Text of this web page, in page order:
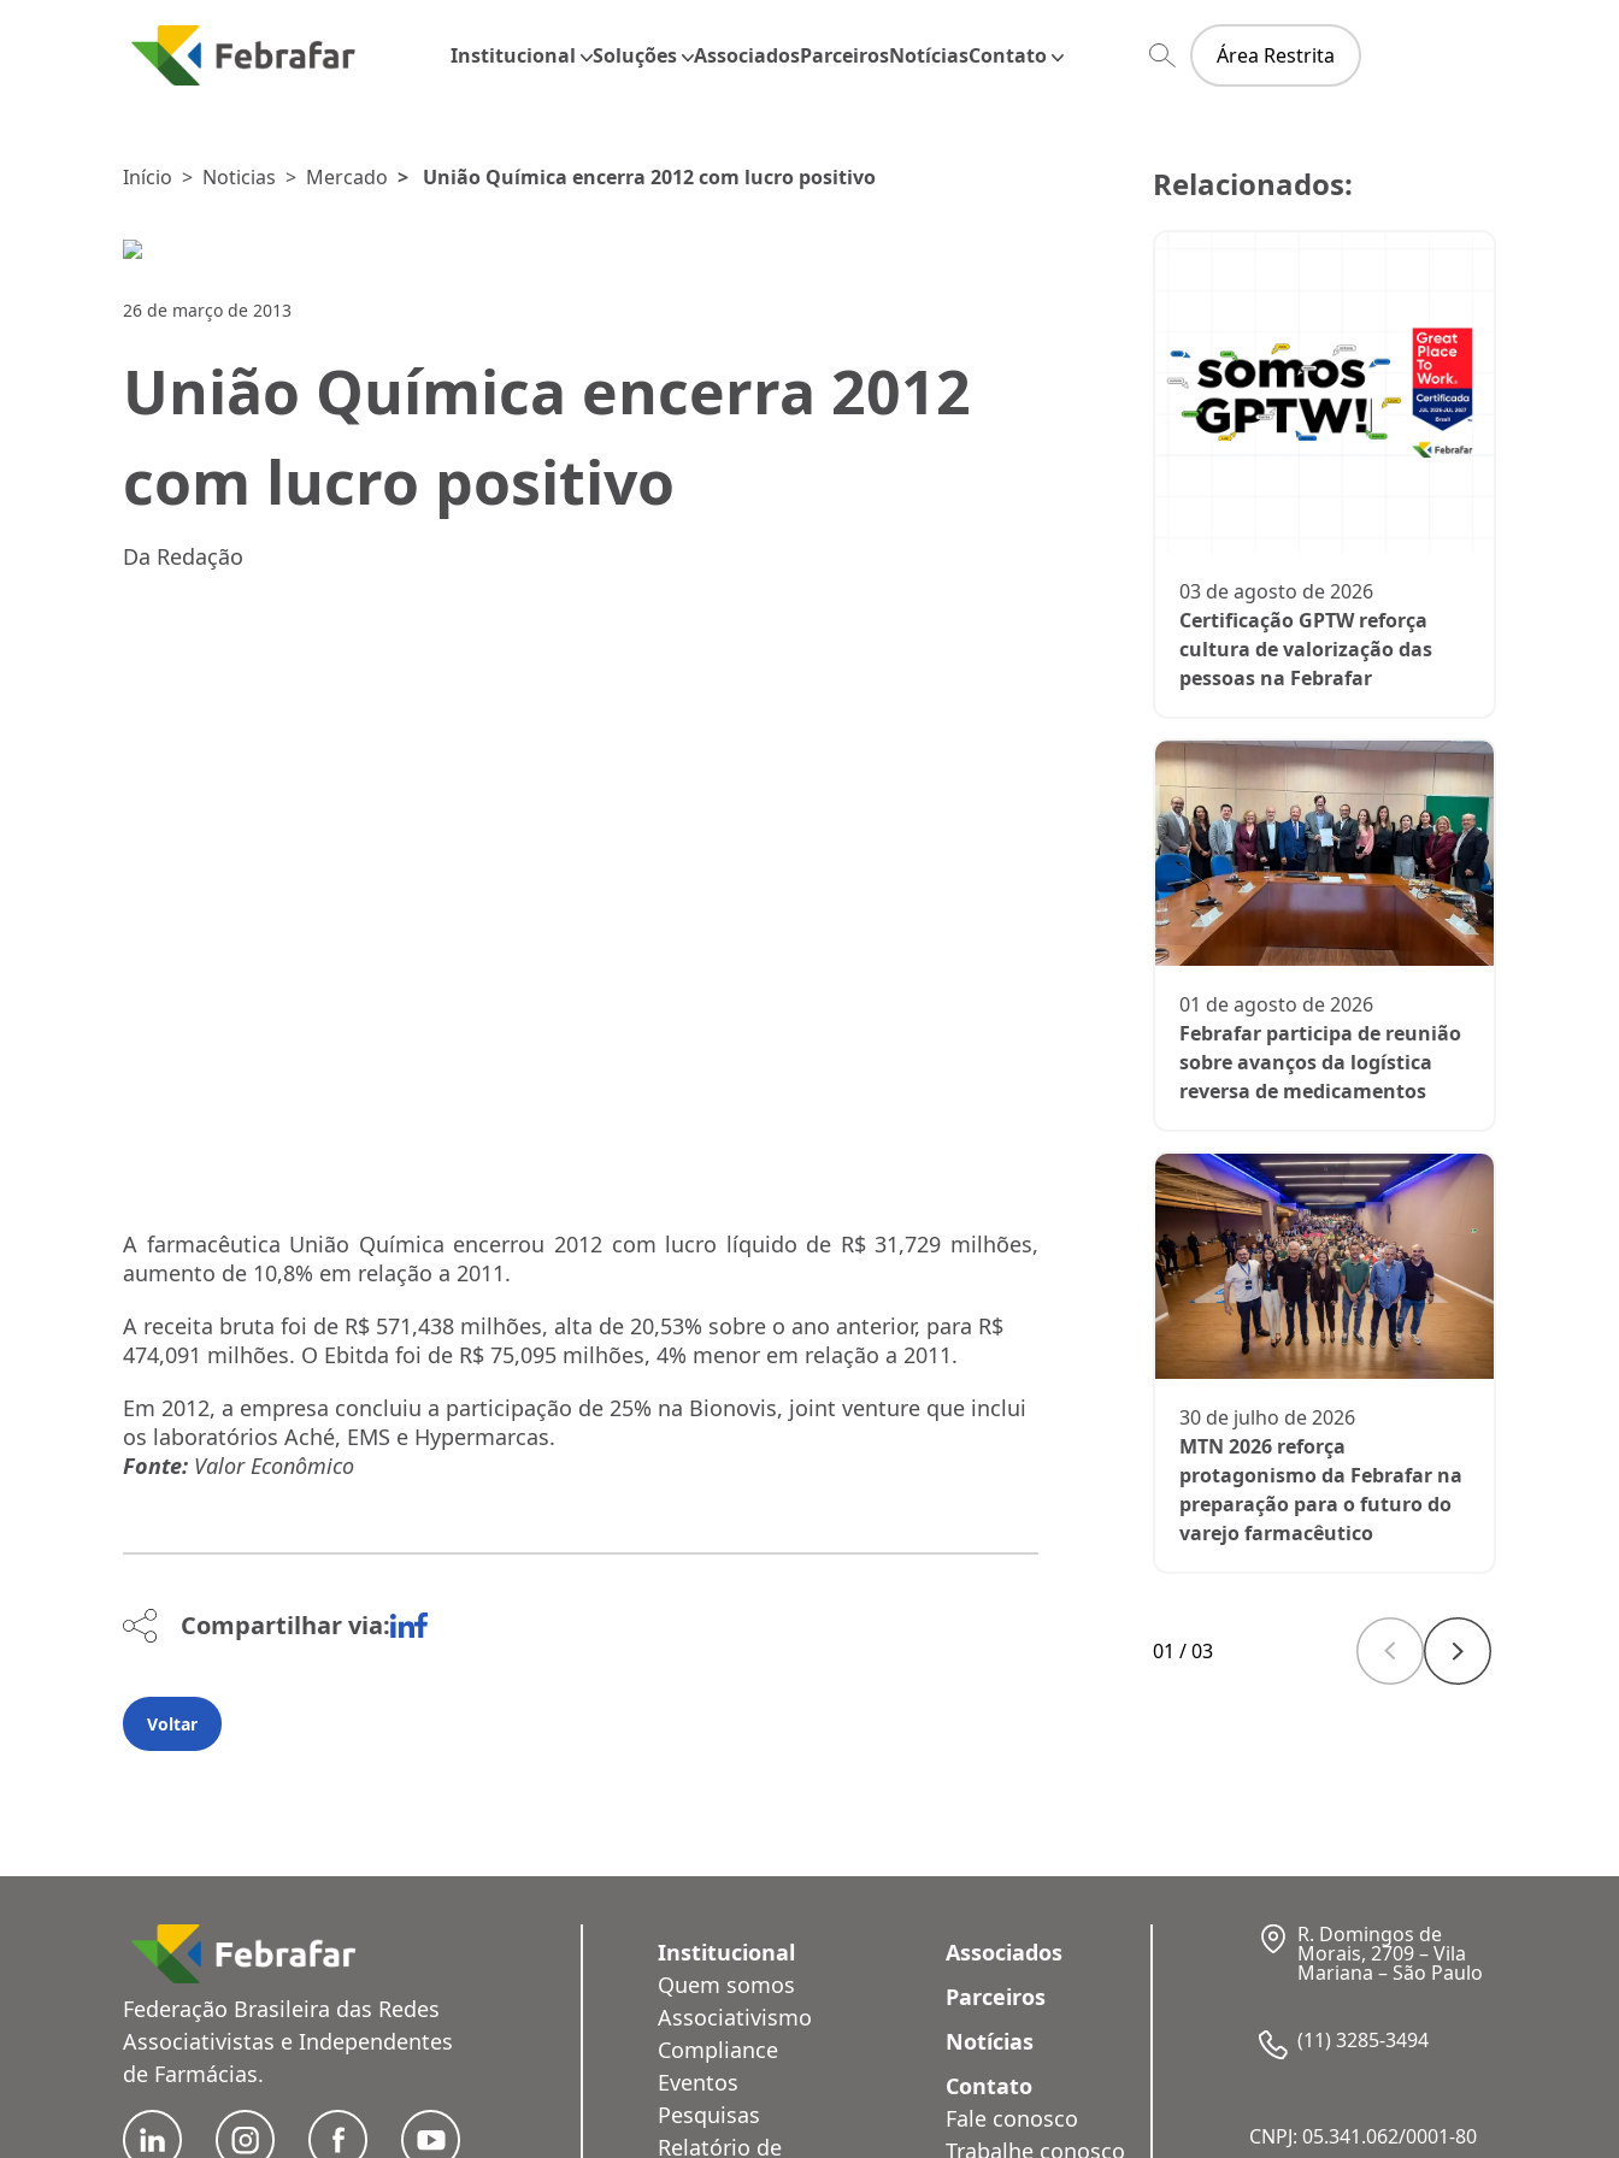
Institucional Soluções AssociadosParceirosNotíciasContato Área Restrita
Início > Noticias > Mercado > União Química encerra 2012 com lucro positivo
26 de março de 2013
União Química encerra 2012
com lucro positivo
Da Redação
A farmacêutica União Química encerrou 2012 com lucro líquido de R$ 31,729 milhões,
aumento de 10,8% em relação a 2011.
A receita bruta foi de R$ 571,438 milhões, alta de 20,53% sobre o ano anterior, para R$
474,091 milhões. O Ebitda foi de R$ 75,095 milhões, 4% menor em relação a 2011.
Em 2012, a empresa concluiu a participação de 25% na Bionovis, joint venture que inclui
os laboratórios Aché, EMS e Hypermarcas.
Fonte: Valor Econômico
Compartilhar via:
Voltar
Relacionados:
03 de agosto de 2026
Certificação GPTW reforça
cultura de valorização das
pessoas na Febrafar
01 de agosto de 2026
Febrafar participa de reunião
sobre avanços da logística
reversa de medicamentos
30 de julho de 2026
MTN 2026 reforça
protagonismo da Febrafar na
preparação para o futuro do
varejo farmacêutico
01 /03
Federação Brasileira das Redes
Associativistas e Independentes
de Farmácias.
Institucional
Quem somos
Associativismo
Compliance
Eventos
Pesquisas
Relatório de
Associados
Parceiros
Notícias
Contato
Fale conosco
Trabalhe conosco
R. Domingos de
Morais, 2709 – Vila
Mariana – São Paulo
(11) 3285-3494
CNPJ: 05.341.062/0001-80